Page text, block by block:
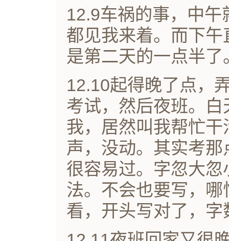
12.9车祸的事，中
都见我来着。而下
是第二天的一点半了
12.10起得晚了点，
考试，然后夜班。
我，居然叫我帮忙
声，没动。其实考
很容易过。字忽大
法。不会也要写，
看，开头写对了，